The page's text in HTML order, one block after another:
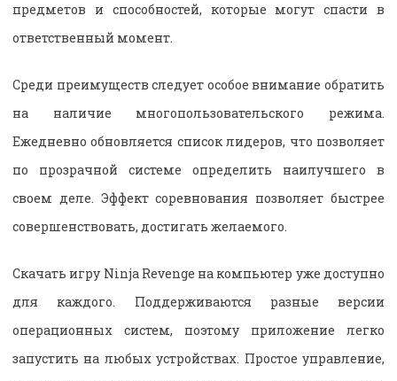
предметов и способностей, которые могут спасти в
ответственный момент.
Среди преимуществ следует особое внимание обратить
на наличие многопользовательского режима.
Ежедневно обновляется список лидеров, что позволяет
по прозрачной системе определить наилучшего в
своем деле. Эффект соревнования позволяет быстрее
совершенствовать, достигать желаемого.
Скачать игру Ninja Revenge на компьютер уже доступно
для каждого. Поддерживаются разные версии
операционных систем, поэтому приложение легко
запустить на любых устройствах. Простое управление,